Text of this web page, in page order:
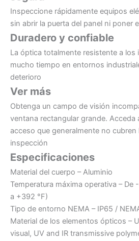
Inspeccione rápidamente equipos
sin abrir la puerta del panel ni poner
Duradero y confiable
La óptica totalmente resistente a los
mucho tiempo en entornos
deterioro
Ver más
Obtenga un campo de visión
ventana rectangular grande.
acceso que generalmente no
inspección
Especificaciones
Material del cuerpo – Aluminio
Temperatura máxima operativa –
a +392 °F)
Tipo de entorno NEMA – IP65 /
Material de los elementos ópticos –
visual, UV and IR transmissive